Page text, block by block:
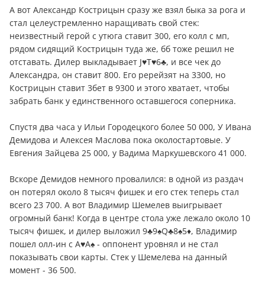
А вот Александр Кострицын сразу же взял быка за рога и
стал целеустремленно наращивать свой стек:
неизвестный герой с утюга ставит 300, его колл с мп,
рядом сидящий Кострицын туда же, бб тоже решил не
отставать. Дилер выкладывает J♥T♥6♣, и все чек до
Александра, он ставит 800. Его ререйзят на 3300, но
Кострицын ставит 3бет в 9300 и этого хватает, чтобы
забрать банк у единственного оставшегося соперника.
Спустя два часа у Ильи Городецкого более 50 000, У Ивана
Демидова и Алексея Маслова пока околостартовые. У
Евгения Зайцева 25 000, у Вадима Маркушевского 41 000.
Вскоре Демидов немного провалился: в одной из раздач
он потерял около 8 тысяч фишек и его стек теперь стал
всего 23 700. А вот Владимир Шемелев выигрывает
огромный банк! Когда в центре стола уже лежало около 10
тысяч фишек, и дилер выложил 9♣9♠Q♣8♠5♦, Владимир
пошел олл-ин с A♥A♠ - оппонент уровнял и не стал
показывать свои карты. Стек у Шемелева на данный
момент - 36 500.